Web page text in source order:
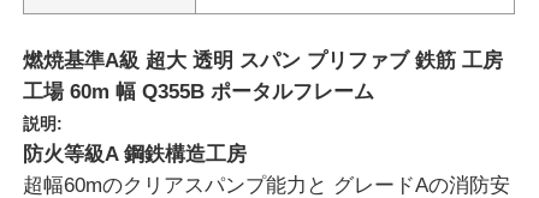
燃焼基準A級 超大 透明 スパン プリファブ 鉄筋 工房
工場 60m 幅 Q355B ポータルフレーム
説明:
防火等級A 鋼鉄構造工房
超幅60mのクリアスパンプ能力と グレードAの消防安